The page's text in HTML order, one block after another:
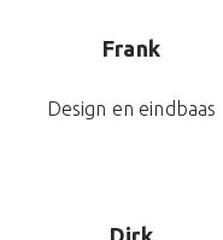
Frank
Design en eindbaas